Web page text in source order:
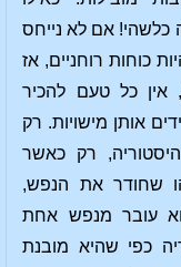
אם לא נייחס
כוחות רוחניים, אז
אין כל טעם להכיר
אותן מישויות. רק
רק כאשר
שחודר את הנפש,
עובר מנפש אחת
כפי שהיא מובנת